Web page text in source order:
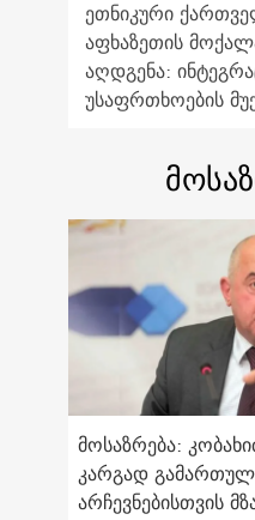
ეთნიკური
აფხაზეთის
აღდგენა:
უსაფრთხოების
მოსაზრება:
კარგად
არჩევნებისთვის